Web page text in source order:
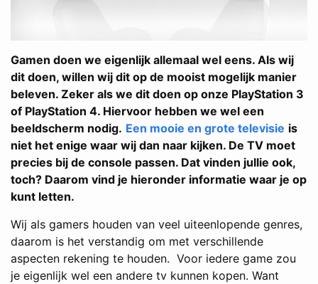
Gamen doen we eigenlijk allemaal wel eens. Als wij
dit doen, willen wij dit op de mooist mogelijk manier
beleven. Zeker als we dit doen op onze PlayStation 3
of PlayStation 4. Hiervoor hebben we wel een
beeldscherm nodig. Een mooie en grote televisie is
niet het enige waar wij dan naar kijken. De TV moet
precies bij de console passen. Dat vinden jullie ook,
toch? Daarom vind je hieronder informatie waar je op
kunt letten.
Wij als gamers houden van veel uiteenlopende genres,
daarom is het verstandig om met verschillende
aspecten rekening te houden. Voor iedere game zou
je eigenlijk wel een andere tv kunnen kopen. Want